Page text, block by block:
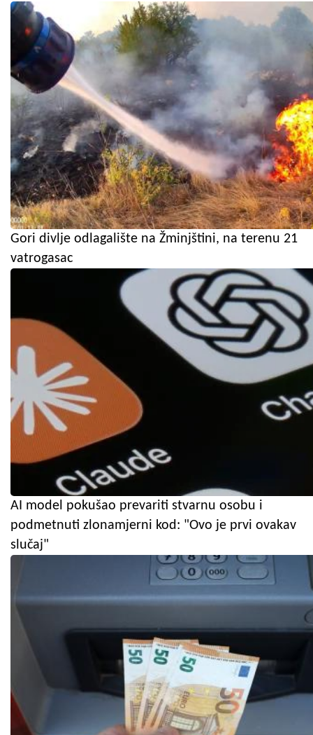
Gori divlje odlagalište na Žminjštini, na terenu 21
vatrogasac
AI model pokušao prevariti stvarnu osobu i
podmetnuti zlonamjerni kod: "Ovo je prvi ovakav
slučaj"